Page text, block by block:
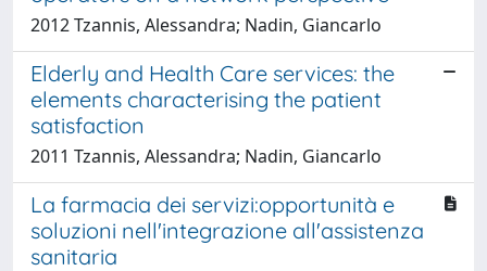
2012 Tzannis, Alessandra; Nadin, Giancarlo
Elderly and Health Care services: the
elements characterising the patient
satisfaction
2011 Tzannis, Alessandra; Nadin, Giancarlo
La farmacia dei servizi:opportunità e
soluzioni nell'integrazione all'assistenza
sanitaria